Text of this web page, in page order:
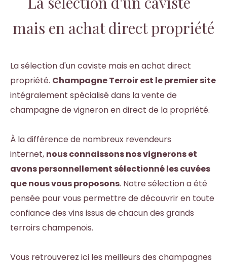
mais en achat direct propriété
La sélection d'un caviste mais en achat direct
propriété. Champagne Terroir est le premier site
intégralement spécialisé dans la vente de
champagne de vigneron en direct de la propriété.
À la différence de nombreux revendeurs
internet, nous connaissons nos vignerons et
avons personnellement sélectionné les cuvées
que nous vous proposons. Notre sélection a été
pensée pour vous permettre de découvrir en toute
confiance des vins issus de chacun des grands
terroirs champenois.
Vous retrouverez ici les meilleurs des champagnes